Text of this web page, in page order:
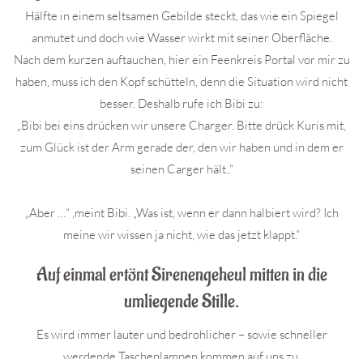
Hälfte in einem seltsamen Gebilde steckt, das wie ein Spiegel
anmutet und doch wie Wasser wirkt mit seiner Oberfläche.
Nach dem kurzen auftauchen, hier ein Feenkreis Portal vor mir zu
haben, muss ich den Kopf schütteln, denn die Situation wird nicht
besser. Deshalb rufe ich Bibi zu:
„Bibi bei eins drücken wir unsere Charger. Bitte drück Kuris mit,
zum Glück ist der Arm gerade der, den wir haben und in dem er
seinen Carger hält..“
„Aber …“ ,meint Bibi. „Was ist, wenn er dann halbiert wird? Ich
meine wir wissen ja nicht, wie das jetzt klappt.“
Auf einmal ertönt Sirenengeheul mitten in die
umliegende Stille.
Es wird immer lauter und bedrohlicher – sowie schneller